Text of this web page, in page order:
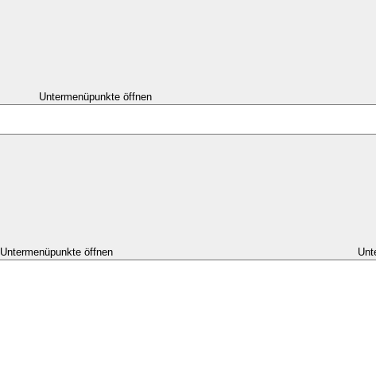
Untermenüpunkte öffnen
Untermenüpunkte öffnen